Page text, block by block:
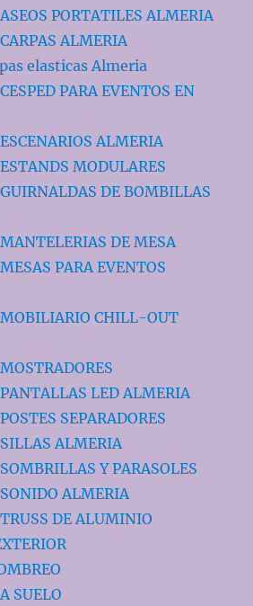
PORTATILES ALMERIA
ALMERIA
elasticas Almeria
PARA EVENTOS EN
ALMERIA
MODULARES
DE BOMBILLAS
DE MESA
PARA EVENTOS
CHILL-OUT
LED ALMERIA
SEPARADORES
ALMERIA
Y PARASOLES
ALMERIA
DE ALUMINIO
SUELO